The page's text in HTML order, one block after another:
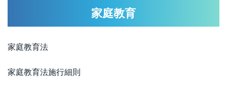
家庭教育
家庭教育法
家庭教育法施行細則